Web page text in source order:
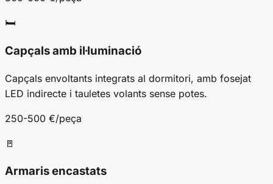
🛏️
Capçals amb il·luminació
Capçals envoltants integrats al dormitori, amb fosejat
LED indirecte i tauletes volants sense potes.
250-500 €/peça
🚪
Armaris encastats